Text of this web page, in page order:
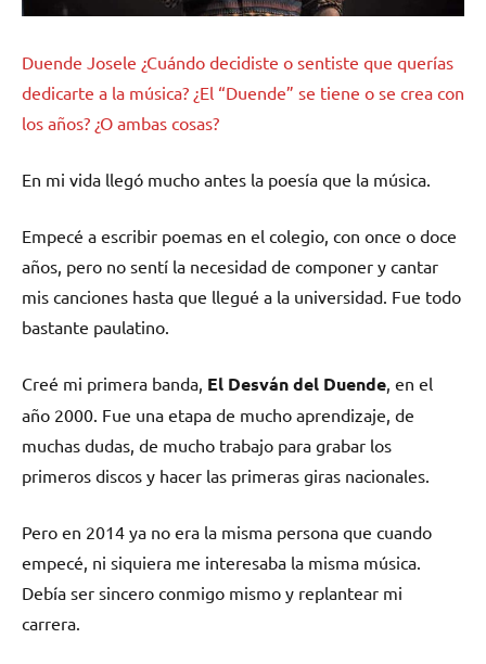
Duende Josele ¿Cuándo decidiste o sentiste que querías
dedicarte a la música? ¿El “Duende” se tiene o se crea con
los años? ¿O ambas cosas?
En mi vida llegó mucho antes la poesía que la música.
Empecé a escribir poemas en el colegio, con once o doce
años, pero no sentí la necesidad de componer y cantar
mis canciones hasta que llegué a la universidad. Fue todo
bastante paulatino.
Creé mi primera banda, El Desván del Duende , en el
año 2000. Fue una etapa de mucho aprendizaje, de
muchas dudas, de mucho trabajo para grabar los
primeros discos y hacer las primeras giras nacionales.
Pero en 2014 ya no era la misma persona que cuando
empecé, ni siquiera me interesaba la misma música.
Debía ser sincero conmigo mismo y replantear mi
carrera.